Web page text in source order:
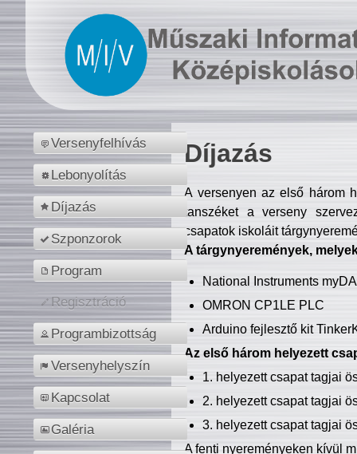
Versenyfelhívás
Lebonyolítás
Díjazás
Szponzorok
Program
Regisztráció
Programbizottság
Versenyhelyszín
Kapcsolat
Galéria
Díjazás
A versenyen az első három
tanszéket a verseny
csapatok iskoláit
A tárgynyeremények,
National Instruments
OMRON CP1LE PLC
Arduino fejlesztő kit
Az első három helyezett
1. helyezett csapat tagjai
2. helyezett csapat tagjai
3. helyezett csapat tagjai
A fenti nyereményeken kívül